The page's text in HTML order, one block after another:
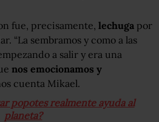
fue, precisamente, lechuga por
“La sembramos y como a las
a salir y era una
nos emocionamos y
cuenta Mikael.
popotes realmente ayuda al
planeta?